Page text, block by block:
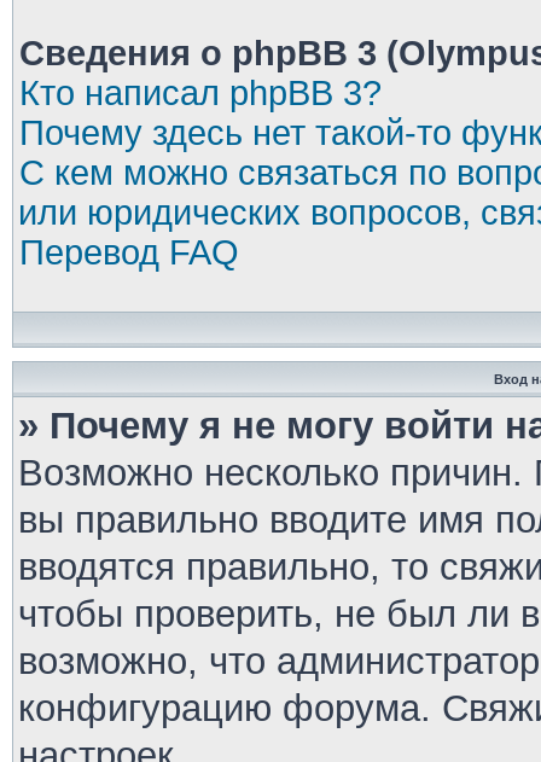
Сведения о phpBB 3
Кто написал phpBB 3?
Почему здесь нет такой-то
С кем можно связаться по
или юридических вопросов,
Перевод FAQ
Вход
» Почему я не могу войти
Возможно несколько причин.
вы правильно вводите имя
вводятся правильно, то
чтобы проверить, не был ли
возможно, что
конфигурацию форума.